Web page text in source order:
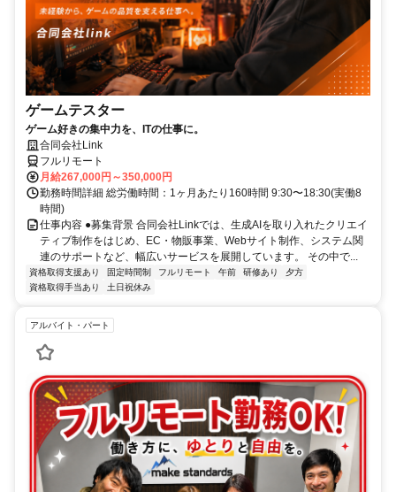
ゲームテスター
ゲーム好きの集中力を、ITの仕事に。
合同会社Link
フルリモート
月給267,000円～350,000円
勤務時間詳細 総労働時間：1ヶ月あたり160時間 9:30〜18:30(実働8
時間)
仕事内容 ●募集背景 合同会社Linkでは、生成AIを取り入れたクリエイ
ティブ制作をはじめ、EC・物販事業、Webサイト制作、システム関
連のサポートなど、幅広いサービスを展開しています。 その中で...
資格取得支援あり 固定時間制 フルリモート 午前 研修あり
夕方
資格取得手当あり
土日祝休み
アルバイト・パート